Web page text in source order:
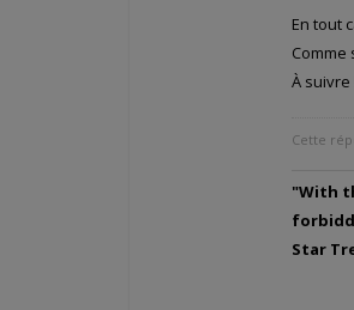
En tout
Comme
À suivre
Cette
"With
Star